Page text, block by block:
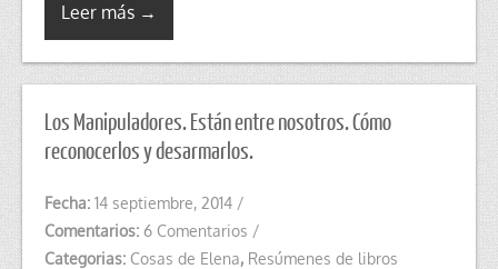
Leer más →
Los Manipuladores. Están entre nosotros. Cómo
reconocerlos y desarmarlos.
Fecha: 14 septiembre, 2014 /
Comentarios: 6 Comentarios /
Categorias: Cosas de Elena, Resúmenes de libros